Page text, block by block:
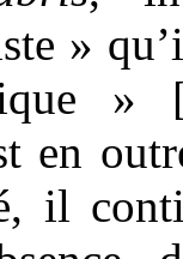
»
en
il